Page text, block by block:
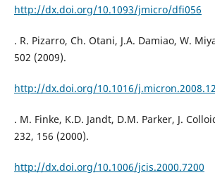
http://dx.doi.org/10.1093/jmicro/dfi056
. R. Pizarro, Ch. Otani, J.A. Damiao, W.
502 (2009).
http://dx.doi.org/10.1016/
. M. Finke, K.D. Jandt, D.M. Parker, J.
232, 156 (2000).
http://dx.doi.org/10.1006/jcis.2000.7200